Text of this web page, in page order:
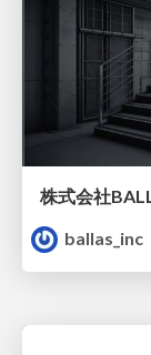
株式会社
ballas_inc